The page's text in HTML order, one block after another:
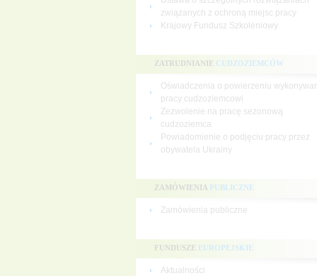
związanych z ochroną miejsc pracy
Krajowy Fundusz Szkoleniowy
ZATRUDNIANIE CUDZOZIEMCÓW
Oświadczenia o powierzeniu
pracy cudzoziemcowi
Zezwolenie na pracę sezonową
cudzoziemca
Powiadomienie o podjęciu pracy przez
obywatela Ukrainy
ZAMÓWIENIA PUBLICZNE
Zamówienia publiczne
FUNDUSZE EUROPEJSKIE
Aktualności